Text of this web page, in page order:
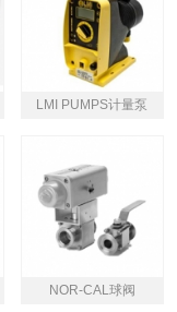
LMI PUMPS计量泵
NOR-CAL球阀